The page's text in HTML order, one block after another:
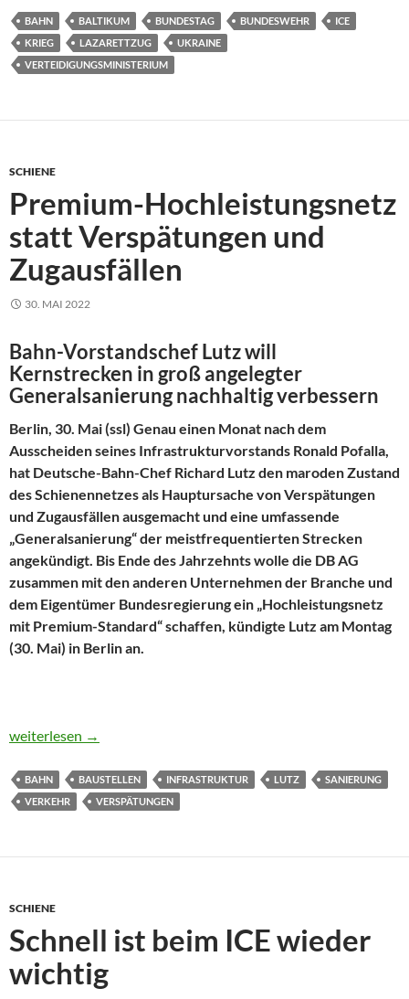
BAHN BALTIKUM BUNDESTAG BUNDESWEHR
ICE
KRIEG
LAZARETTZUG
UKRAINE
VERTEIDIGUNGSMINISTERIUM
SCHIENE
Premium-Hochleistungsnetz
statt Verspätungen und
Zugausfällen
30. MAI 2022
Bahn-Vorstandschef Lutz will
Kernstrecken in groß angelegter
Generalsanierung nachhaltig verbessern
Berlin, 30. Mai (ssl) Genau einen Monat nach dem
Ausscheiden seines Infrastrukturvorstands Ronald Pofalla,
hat Deutsche-Bahn-Chef Richard Lutz den maroden Zustand
des Schienennetzes als Hauptursache von Verspätungen
und Zugausfällen ausgemacht und eine umfassende
„Generalsanierung“ der meistfrequentierten Strecken
angekündigt. Bis Ende des Jahrzehnts wolle die DB AG
zusammen mit den anderen Unternehmen der Branche und
dem Eigentümer Bundesregierung ein „Hochleistungsnetz
mit Premium-Standard“ schaffen, kündigte Lutz am Montag
(30. Mai) in Berlin an.
Premium-Hochleistungsnetz statt Verspätungen und
weiterlesen →
BAHN BAUSTELLEN INFRASTRUKTUR LUTZ
SANIERUNG
VERKEHR
VERSPÄTUNGEN
SCHIENE
Schnell ist beim ICE wieder
wichtig